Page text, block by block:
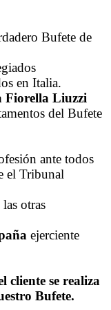
Bufete de
en Italia.
Fiorella Liuzzi
del Bufete
ante todos
el Tribunal
otras
ejerciente
cliente se realiza
Bufete.